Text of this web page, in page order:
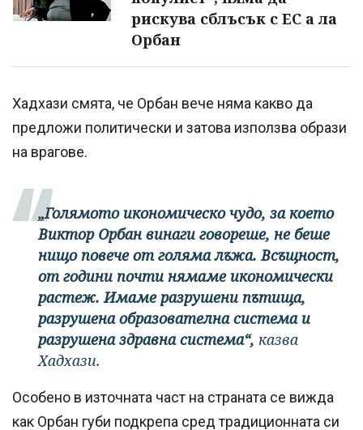
рискува сблъсък с ЕС а ла
Орбан
Хадхази смята, че Орбан вече няма какво да
предложи политически и затова използва образи
на врагове.
„Голямото икономическо чудо, за което
Виктор Орбан винаги говореше, не беше
нищо повече от голяма лъжа. Всъщност,
от години почти нямаме икономически
растеж. Имаме разрушени пътища,
разрушена образователна система и
разрушена здравна система“, казва
Хадхази.
Особено в източната част на страната се вижда
как Орбан губи подкрепа сред традиционната си